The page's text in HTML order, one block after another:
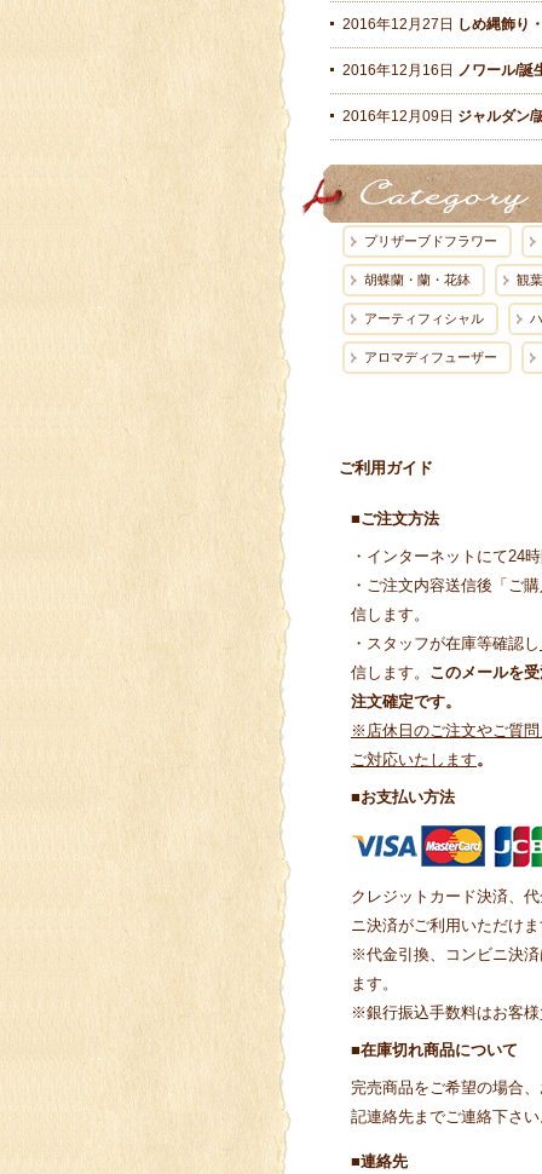
2016年12月27日 しめ縄飾り
2016年12月16日 ノワール/誕
2016年12月09日 ジャルダン/
プリザーブドフラワー
胡蝶蘭・蘭・花鉢 観
アーティフィシャル
アロマディフューザー
ご利用ガイド
■ご注文方法
・インターネットにて24
・ご注文内容送信後「ご
信します。
・スタッフが在庫等確認し
信します。 このメールを
注文確定です。
※店休日のご注文やご質
ご対応いたします。
■お支払い方法
クレジットカード決済、
ニ決済がご利用いただけ
※代金引換、コンビニ決
ます。
※銀行振込手数料はお客
■在庫切れ商品について
完売商品をご希望の場合
記連絡先までご連絡下さ
■連絡先